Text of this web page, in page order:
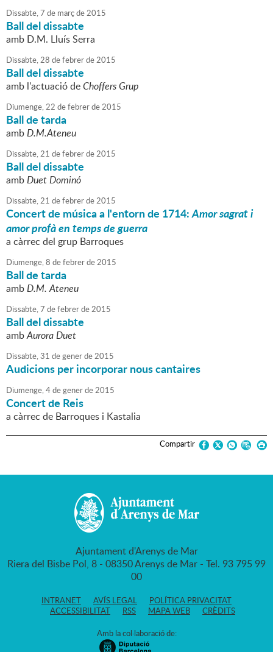
Dissabte,7 de marçde2015
Ball del dissabte
amb D.M. Lluís Serra
Dissabte,28 defebrerde2015
Ball del dissabte
amb l'actuació deChoffers Grup
Diumenge,22 defebrerde2015
Ball de tarda
ambD.M.Ateneu
Dissabte,21 defebrerde2015
Ball del dissabte
ambDuet Dominó
Dissabte,21 defebrerde2015
Concert de música a l'entorn de 1714:Amor sagrat i
amor profà en temps de guerra
a càrrec del grup Barroques
Diumenge,8 defebrerde2015
Ball de tarda
ambD.M. Ateneu
Dissabte,7 defebrerde2015
Ball del dissabte
ambAurora Duet
Dissabte,31 degenerde2015
Audicions per incorporar nous cantaires
Diumenge,4degenerde2015
Concert de Reis
a càrrec de Barroques i Kastalia
Compartir
Ajuntament d'Arenys de Mar
Riera del Bisbe Pol, 8 - 08350 Arenys de Mar - Tel. 93 795 99
00
INTRANET AVÍS LEGAL
POLÍTICA PRIVACITAT
ACCESSIBILITAT
RSS MAPA WEB CRÈDITS
Amb la col·laboració de: